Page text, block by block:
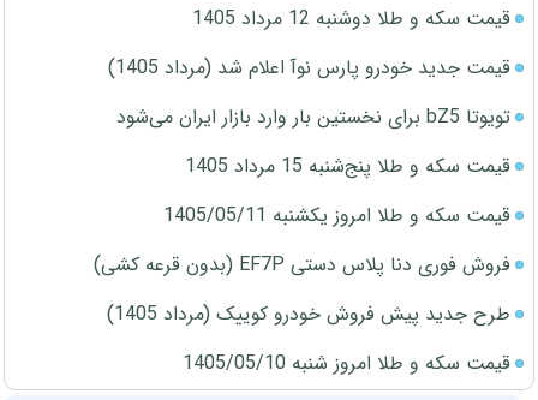
قیمت سکه و طلا دوشنبه 12 مرداد 1405
قیمت جدید خودرو پارس نوآ اعلام شد (مرداد 1405)
تویوتا bZ5 برای نخستین بار وارد بازار ایران می‌شود
قیمت سکه و طلا پنج‌شنبه 15 مرداد 1405
قیمت سکه و طلا امروز یکشنبه 1405/05/11
فروش فوری دنا پلاس دستی EF7P (بدون قرعه کشی)
طرح جدید پیش فروش خودرو کوییک (مرداد 1405)
قیمت سکه و طلا امروز شنبه 1405/05/10